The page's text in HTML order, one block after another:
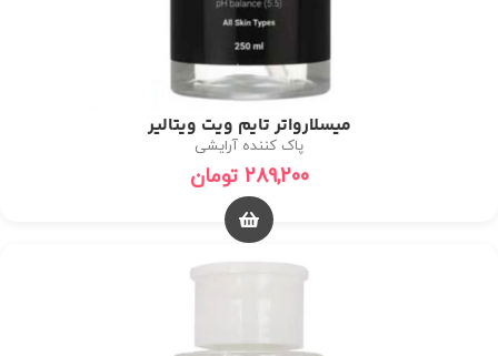
میسلارواتر تایم ویت ویتالیر
پاک کننده آرایشی
289,200 تومان